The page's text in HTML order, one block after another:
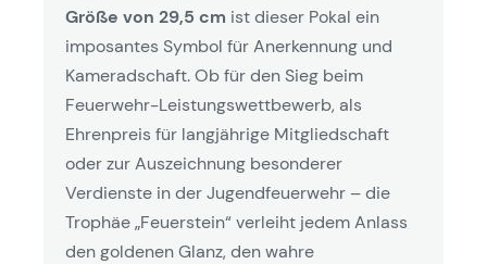
Größe von 29,5 cm ist dieser Pokal ein
imposantes Symbol für Anerkennung und
Kameradschaft. Ob für den Sieg beim
Feuerwehr-Leistungswettbewerb, als
Ehrenpreis für langjährige Mitgliedschaft
oder zur Auszeichnung besonderer
Verdienste in der Jugendfeuerwehr – die
Trophäe „Feuerstein“ verleiht jedem Anlass
den goldenen Glanz, den wahre